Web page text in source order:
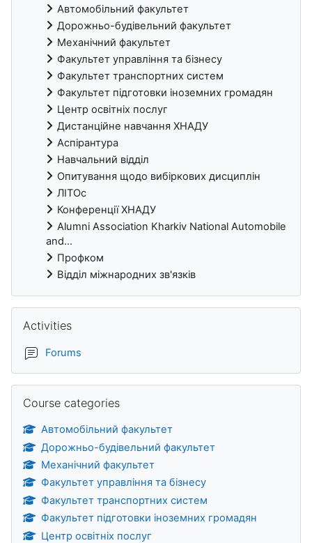
Автомобільний факультет
Дорожньо-будівельний факультет
Механічний факультет
Факультет управління та бізнесу
Факультет транспортних систем
Факультет підготовки іноземних громадян
Центр освітніх послуг
Дистанційне навчання ХНАДУ
Аспірантура
Навчальний відділ
Опитування щодо вибіркових дисциплін
ЛІТОс
Конференції ХНАДУ
Alumni Association Kharkiv National Automobile
and...
Профком
Відділ міжнародних зв'язків
Activities
Forums
Course categories
Автомобільний факультет
Дорожньо-будівельний факультет
Механічний факультет
Факультет управління та бізнесу
Факультет транспортних систем
Факультет підготовки іноземних громадян
Центр освітніх послуг